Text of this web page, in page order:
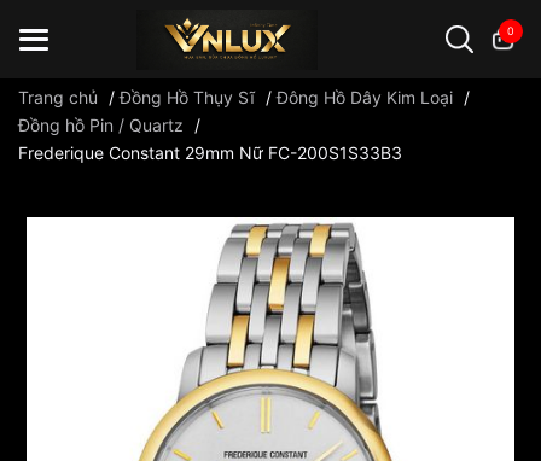
0
Đồng hồ casio đồng hồ G-Shock đồng hồ Orient ...
Trang chủ /Đồng Hồ Thụy Sĩ /Đông Hồ Dây Kim Loại /
Đồng hồ Pin / Quartz
/
Frederique Constant 29mm Nữ FC-200S1S33B3